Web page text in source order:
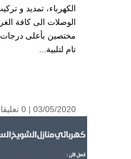
الكهرباء، تمديد و
الوصلات الى كافة
مختصين بأعلى درجات
تام لتلبية...
03/05/2020 | 0 تعليقات